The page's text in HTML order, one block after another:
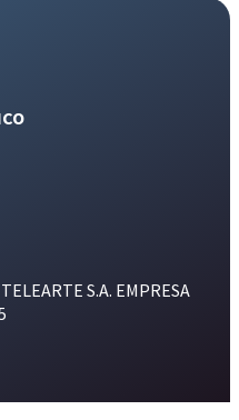
S.A. EMPRESA